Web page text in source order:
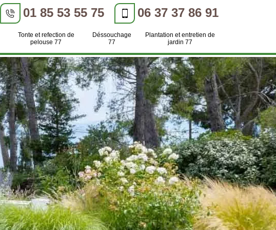
01 85 53 55 75 06 37 37 86 91
Tonte et refection de
pelouse 77
Déssouchage
77
Plantation et entretien de
jardin 77